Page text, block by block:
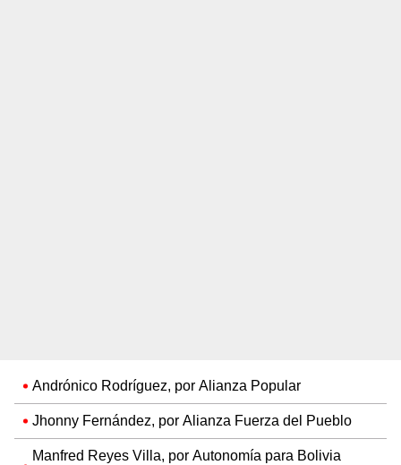
Andrónico Rodríguez, por Alianza Popular
Jhonny Fernández, por Alianza Fuerza del Pueblo
Manfred Reyes Villa, por Autonomía para Bolivia